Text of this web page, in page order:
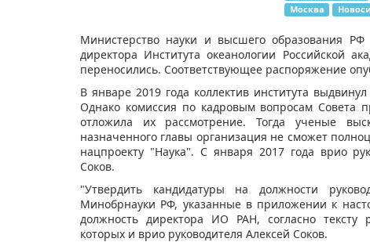
Москва
Министерство науки и высшего образования
директора Института океанологии Российской
переносились. Соответствующее распоряжение
В январе 2019 года коллектив института
Однако комиссия по кадровым вопросам
отложила их рассмотрение. Тогда ученые
назначенного главы организация не сможет
нацпроекту "Наука". С января 2017 года врио
Соков.
"Утвердить кандидатуры на должности
Минобрнауки РФ, указанные в приложении к
должность директора ИО РАН, согласно тексту
которых и врио руководителя Алексей Соков.